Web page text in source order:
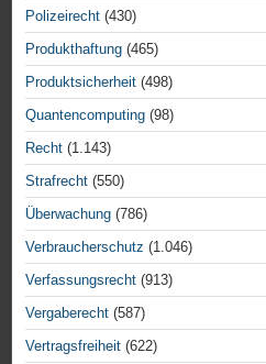
Polizeirecht (430)
Produkthaftung (465)
Produktsicherheit (498)
Quantencomputing (98)
Recht (1.143)
Strafrecht (550)
Überwachung (786)
Verbraucherschutz (1.046)
Verfassungsrecht (913)
Vergaberecht (587)
Vertragsfreiheit (622)